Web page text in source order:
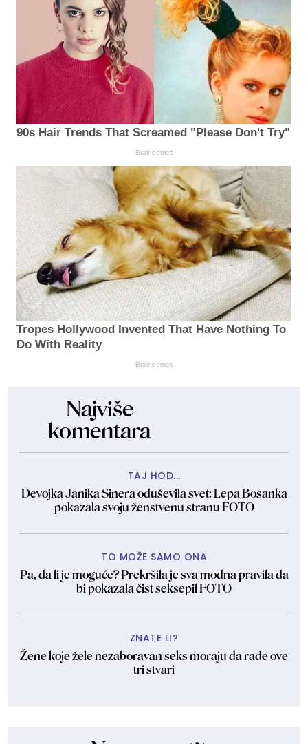
90s Hair Trends That Screamed "Please Don't Try"
Brainberries
Tropes Hollywood Invented That Have Nothing To
Do With Reality
Brainberries
Najviše
komentara
TAJ HOD...
Devojka Janika Sinera oduševila svet: Lepa Bosanka
pokazala svoju ženstvenu stranu FOTO
TO MOŽE SAMO ONA
Pa, da li je moguće? Prekršila je sva modna pravila da
bi pokazala čist seksepil FOTO
ZNATE LI?
Žene koje žele nezaboravan seks moraju da rade ove
tri stvari